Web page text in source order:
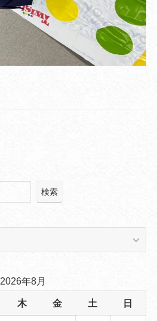
検索
2026年8月
木 金 土 日